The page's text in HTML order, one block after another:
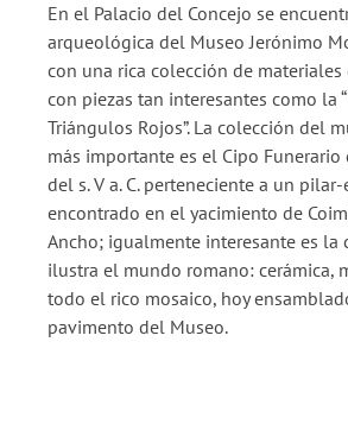
En el Palacio del Concejo se
arqueológica del Museo Jerónimo
con una rica colección de
con piezas tan interesantes como la
Triángulos Rojos”. La colección del
más importante es el Cipo Funerario
del s. V a. C. perteneciente a un
encontrado en el yacimiento de
Ancho; igualmente interesante es la
ilustra el mundo romano: cerámica,
todo el rico mosaico, hoy
pavimento del Museo.